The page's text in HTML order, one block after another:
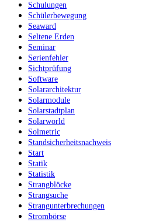
Schulungen
Schülerbewegung
Seaward
Seltene Erden
Seminar
Serienfehler
Sichtprüfung
Software
Solararchitektur
Solarmodule
Solarstadtplan
Solarworld
Solmetric
Standsicherheitsnachweis
Start
Statik
Statistik
Strangblöcke
Strangsuche
Strangunterbrechungen
Strombörse